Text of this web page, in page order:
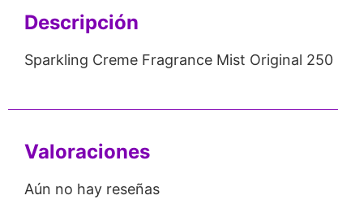
Descripción
Sparkling Creme Fragrance Mist Original 250
Valoraciones
Aún no hay reseñas